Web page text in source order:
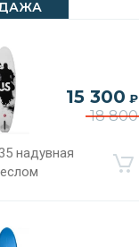
18 800
15 300 ₽
надувная